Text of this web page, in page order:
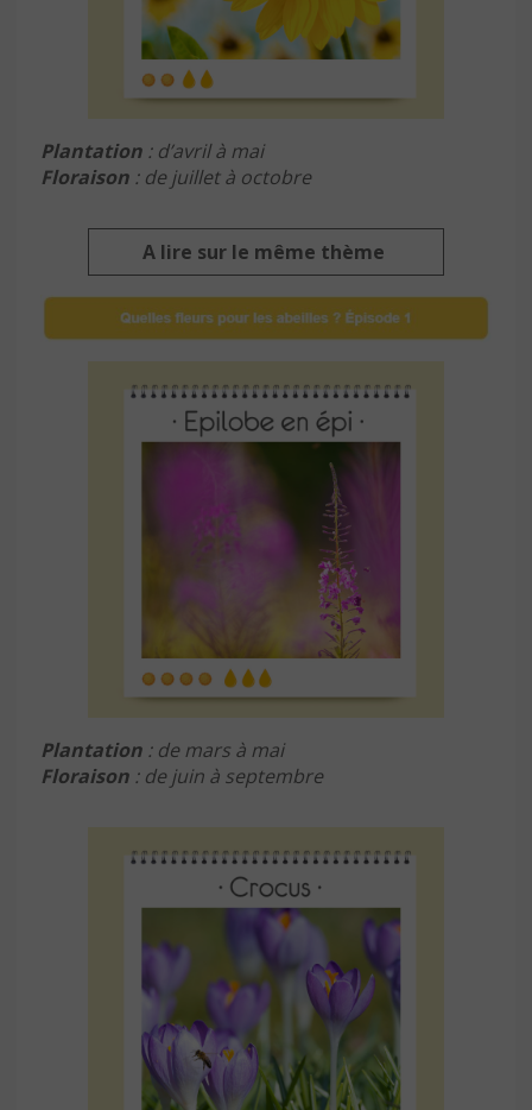
Plantation : d’avril à mai
Floraison : de juillet à octobre
A lire sur le même thème
Plantation : de mars à mai
Floraison : de juin à septembre